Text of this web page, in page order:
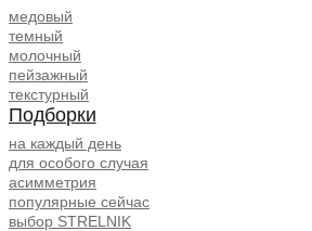
медовый
темный
молочный
пейзажный
текстурный
Подборки
на каждый день
для особого случая
асимметрия
популярные сейчас
выбор STRELNIK